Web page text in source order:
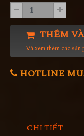
THÊM
Và xem thêm các sản
HOTLINE
CHI TIẾT